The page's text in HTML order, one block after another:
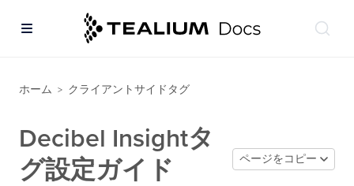
ホーム > クライアントサイドタグ
Decibel Insightタ
グ設定ガイド
ページをコピー